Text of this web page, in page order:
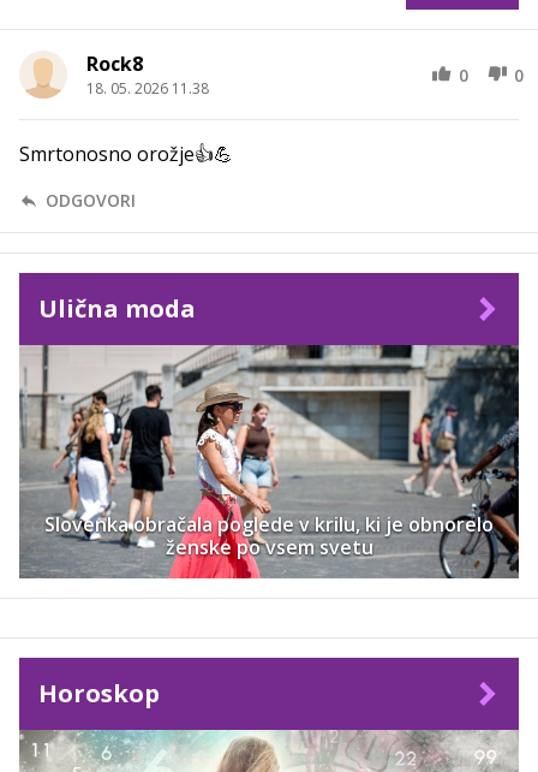
Rock8
18. 05. 2026 11.38
0 0
Smrtonosno orožje👍💪
ODGOVORI
Ulična moda
Slovenka obračala poglede v krilu, ki je obnorelo
ženske po vsem svetu
Horoskop